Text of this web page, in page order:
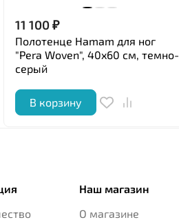
11 100₽
Полотенце Hamam для ног
"Pera Woven", 40x60 см, темно-
серый
В корзину
Наш магазин
О магазине